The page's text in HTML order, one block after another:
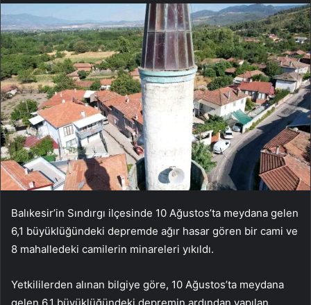
Balıkesir’in Sındırgı ilçesinde 10 Ağustos’ta meydana gelen
6,1 büyüklüğündeki depremde ağır hasar gören bir cami ve
8 mahalledeki camilerin minareleri yıkıldı.
Yetkililerden alınan bilgiye göre, 10 Ağustos’ta meydana